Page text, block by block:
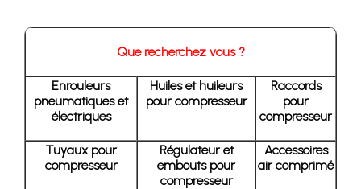
Que recherchez vous ?
Enrouleurs
pneumatiques et
électriques
Huiles et huileurs
pour compresseur
Raccords
pour
compresseur
Tuyaux pour
compresseur
Régulateur et
embouts pour
compresseur
Accessoires
air comprimé